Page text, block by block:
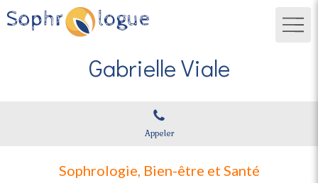
Gabrielle Viale
Appeler
Sophrologie, Bien-être et Santé